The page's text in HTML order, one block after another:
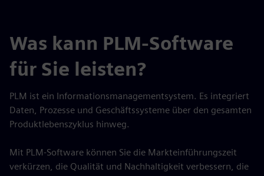
Was kann PLM-Software
für Sie leisten?
PLM ist ein Informationsmanagementsystem. Es integriert
Daten, Prozesse und Geschäftssysteme über den gesamten
Produktlebenszyklus hinweg.
Mit PLM-Software können Sie die Markteinführungszeit
verkürzen, die Qualität und Nachhaltigkeit verbessern, die